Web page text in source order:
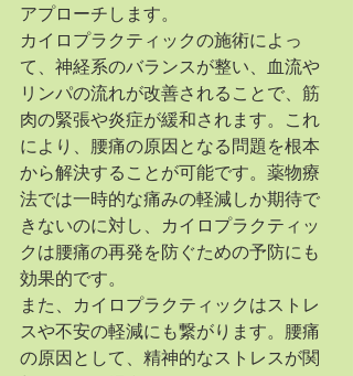
アプローチします。
カイロプラクティックの施術によっ
て、神経系のバランスが整い、血流や
リンパの流れが改善されることで、筋
肉の緊張や炎症が緩和されます。これ
により、腰痛の原因となる問題を根本
から解決することが可能です。薬物療
法では一時的な痛みの軽減しか期待で
きないのに対し、カイロプラクティッ
クは腰痛の再発を防ぐための予防にも
効果的です。
また、カイロプラクティックはストレ
スや不安の軽減にも繋がります。腰痛
の原因として、精神的なストレスが関